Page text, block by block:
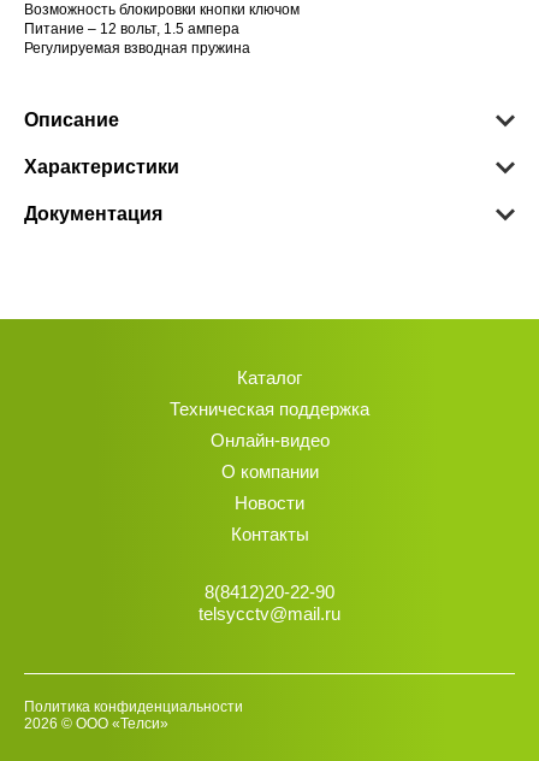
Возможность блокировки кнопки ключом
Питание – 12 вольт, 1.5 ампера
Регулируемая взводная пружина
Описание
Характеристики
Документация
Каталог
Техническая поддержка
Онлайн-видео
О компании
Новости
Контакты
8(8412)20-22-90
telsycctv@mail.ru
2026 © ООО «Телси»
Политика конфиденциальности